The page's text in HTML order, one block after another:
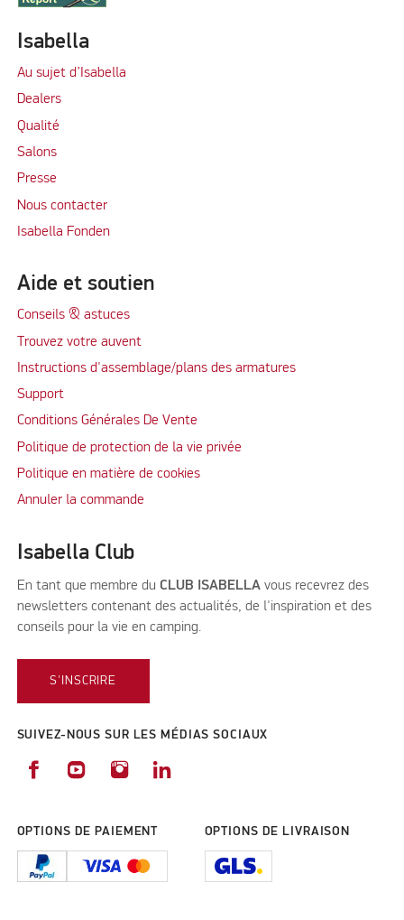
Isabella
Au sujet d’Isabella
Dealers
Qualité
Salons
Presse
Nous contacter
Isabella Fonden
Aide et soutien
Conseils & astuces
Trouvez votre auvent
Instructions d'assemblage/plans des armatures
Support
Conditions Générales De Vente
Politique de protection de la vie privée
Politique en matière de cookies
Annuler la commande
Isabella Club
En tant que membre du CLUB ISABELLA vous recevrez des
newsletters contenant des actualités, de l'inspiration et des
conseils pour la vie en camping.
S'INSCRIRE
SUIVEZ-NOUS SUR LES MÉDIAS SOCIAUX
OPTIONS DE PAIEMENT OPTIONS DE LIVRAISON